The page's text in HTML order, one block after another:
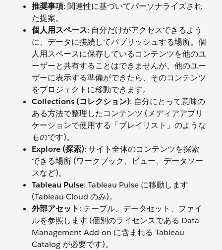
推奨事項: 関連性に基づいてパーソナライズされ
た提案。
個人用スペース: 自分だけがアクセスできるよう
に、データに接続してパブリッシュする場所。個
人用スペースに保存しているコンテンツを他のユ
ーザーと共有することはできませんが、他のユー
ザーに表示する準備ができたら、そのコンテンツ
をプロジェクトに移動できます。
Collections (コレクション): 自分にとって意味の
ある方法で整理したコンテンツ (メディアアプリ
ケーションで使用する「プレイリスト」のような
ものです)。
Explore (探索): サイト全体のコンテンツを探索
できる場所 (ワークブック、ビュー、データソー
スなど)。
Tableau Pulse: Tableau Pulse に移動します
(Tableau Cloud のみ)。
外部アセット: テーブル、データセット、ファイ
ルを参照します (個別のライセンスである Data
Management Add-on に含まれる Tableau
Catalog が必要です)。